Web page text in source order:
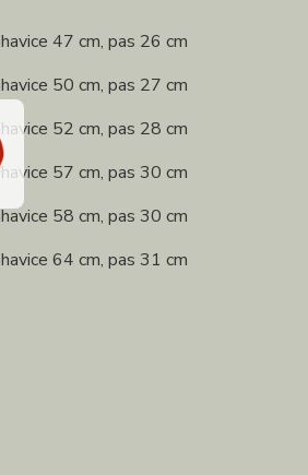
47 cm, pas 26 cm
50 cm, pas 27 cm
52 cm, pas 28 cm
57 cm, pas 30 cm
58 cm, pas 30 cm
64 cm, pas 31 cm